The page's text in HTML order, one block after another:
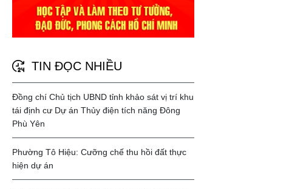
TIN ĐỌC NHIỀU
Đồng chí Chủ tịch UBND tỉnh khảo sát vị trí khu
tái định cư Dự án Thủy điện tích năng Đông
Phù Yên
Phường Tô Hiệu: Cưỡng chế thu hồi đất thực
hiện dự án